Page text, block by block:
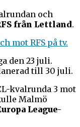
och
från Lettland.
mot RFS på tv.
den 23 juli.
till 30 juli.
kvalrunda 3 mot
Malmö
League-